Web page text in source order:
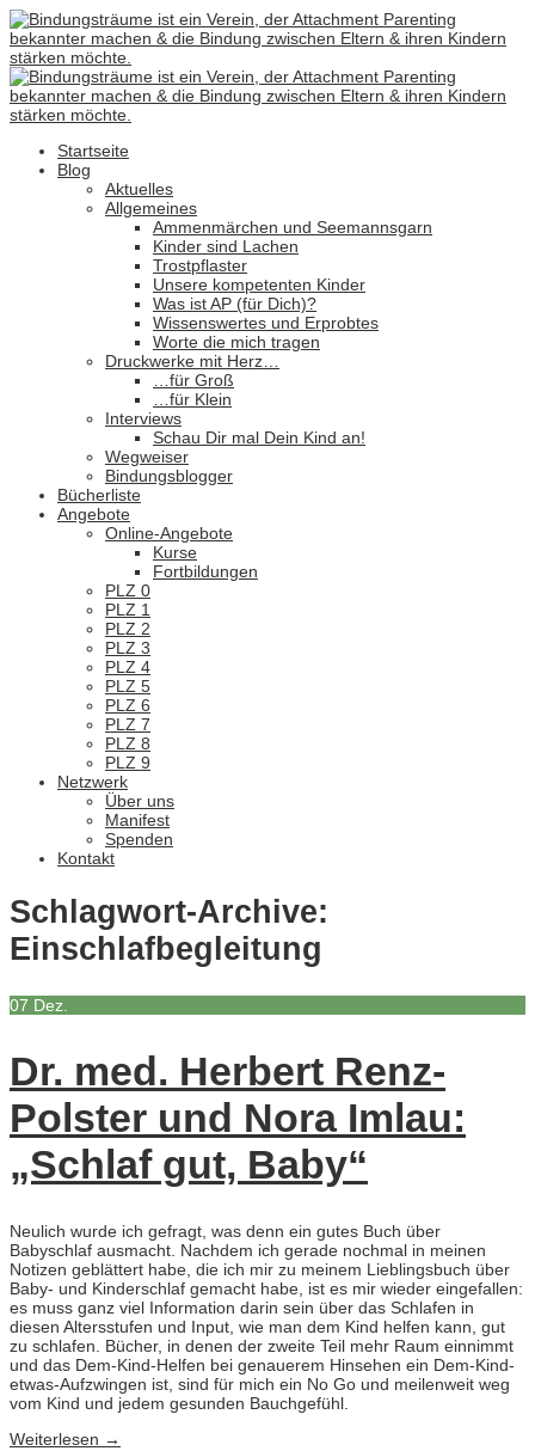
Startseite
Blog
Aktuelles
Allgemeines
Ammenmärchen und Seemannsgarn
Kinder sind Lachen
Trostpflaster
Unsere kompetenten Kinder
Was ist AP (für Dich)?
Wissenswertes und Erprobtes
Worte die mich tragen
Druckwerke mit Herz…
…für Groß
…für Klein
Interviews
Schau Dir mal Dein Kind an!
Wegweiser
Bindungsblogger
Bücherliste
Angebote
Online-Angebote
Kurse
Fortbildungen
PLZ 0
PLZ 1
PLZ 2
PLZ 3
PLZ 4
PLZ 5
PLZ 6
PLZ 7
PLZ 8
PLZ 9
Netzwerk
Über uns
Manifest
Spenden
Kontakt
Schlagwort-Archive:
Einschlafbegleitung
07 Dez.
Dr. med. Herbert Renz-
Polster und Nora Imlau:
„Schlaf gut, Baby“
Neulich wurde ich gefragt, was denn ein gutes Buch über
Babyschlaf ausmacht. Nachdem ich gerade nochmal in meinen
Notizen geblättert habe, die ich mir zu meinem Lieblingsbuch über
Baby- und Kinderschlaf gemacht habe, ist es mir wieder eingefallen:
es muss ganz viel Information darin sein über das Schlafen in
diesen Altersstufen und Input, wie man dem Kind helfen kann, gut
zu schlafen. Bücher, in denen der zweite Teil mehr Raum einnimmt
und das Dem-Kind-Helfen bei genauerem Hinsehen ein Dem-Kind-
etwas-Aufzwingen ist, sind für mich ein No Go und meilenweit weg
vom Kind und jedem gesunden Bauchgefühl.
Weiterlesen →